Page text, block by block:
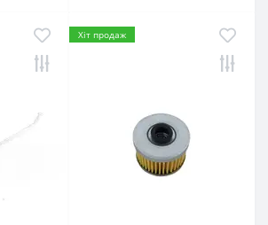
Хіт продаж